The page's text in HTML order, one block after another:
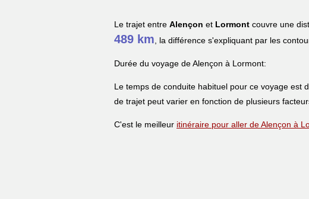
Le trajet entre Alençon et Lormont couvre une
489 km , la différence s'expliquant par les
Durée du voyage de Alençon à Lormont:
Le temps de conduite habituel pour ce voyage est
de trajet peut varier en fonction de plusieurs
C'est le meilleur itinéraire pour aller de Alençon à